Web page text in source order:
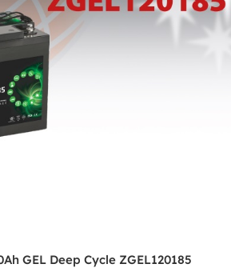
GEL Deep Cycle ZGEL120185